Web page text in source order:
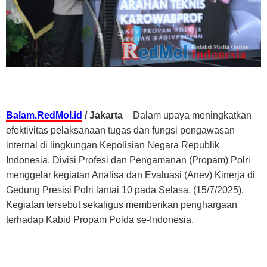
Balam.RedMol.id / Jakarta – Dalam upaya meningkatkan
efektivitas pelaksanaan tugas dan fungsi pengawasan
internal di lingkungan Kepolisian Negara Republik
Indonesia, Divisi Profesi dan Pengamanan (Propam) Polri
menggelar kegiatan Analisa dan Evaluasi (Anev) Kinerja di
Gedung Presisi Polri lantai 10 pada Selasa, (15/7/2025).
Kegiatan tersebut sekaligus memberikan penghargaan
terhadap Kabid Propam Polda se-Indonesia.